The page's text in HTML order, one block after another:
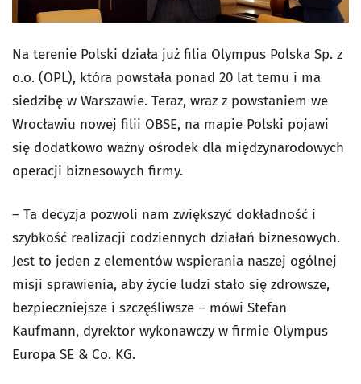
Na terenie Polski działa już filia Olympus Polska Sp. z
o.o. (OPL), która powstała ponad 20 lat temu i ma
siedzibę w Warszawie. Teraz, wraz z powstaniem we
Wrocławiu nowej filii OBSE, na mapie Polski pojawi
się dodatkowo ważny ośrodek dla międzynarodowych
operacji biznesowych firmy.
– Ta decyzja pozwoli nam zwiększyć dokładność i
szybkość realizacji codziennych działań biznesowych.
Jest to jeden z elementów wspierania naszej ogólnej
misji sprawienia, aby życie ludzi stało się zdrowsze,
bezpieczniejsze i szczęśliwsze – mówi Stefan
Kaufmann, dyrektor wykonawczy w firmie Olympus
Europa SE & Co. KG.